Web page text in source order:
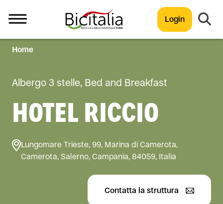
Login
TUTTO
Home
Albergo 3 stelle, Bed and Breakfast
HOTEL RICCIO
Lungomare Trieste, 99, Marina di Camerota,
Camerota, Salerno, Campania, 84059, Italia
Contatta la struttura